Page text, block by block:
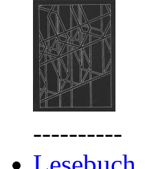
----------